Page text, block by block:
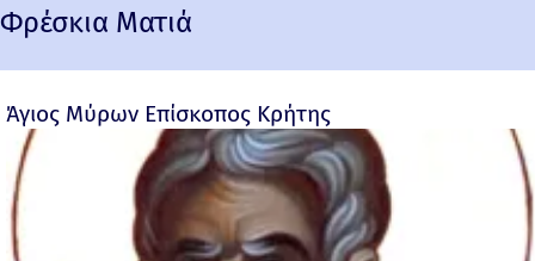
Φρέσκια Ματιά
Άγιος Μύρων Επίσκοπος Κρήτης